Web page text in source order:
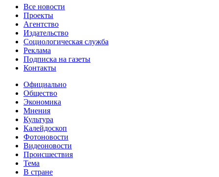
Все новости
Проекты
Агентство
Издательство
Социологическая служба
Реклама
Подписка на газеты
Контакты
Официально
Общество
Экономика
Мнения
Культура
Калейдоскоп
Фотоновости
Видеоновости
Происшествия
Тема
В стране